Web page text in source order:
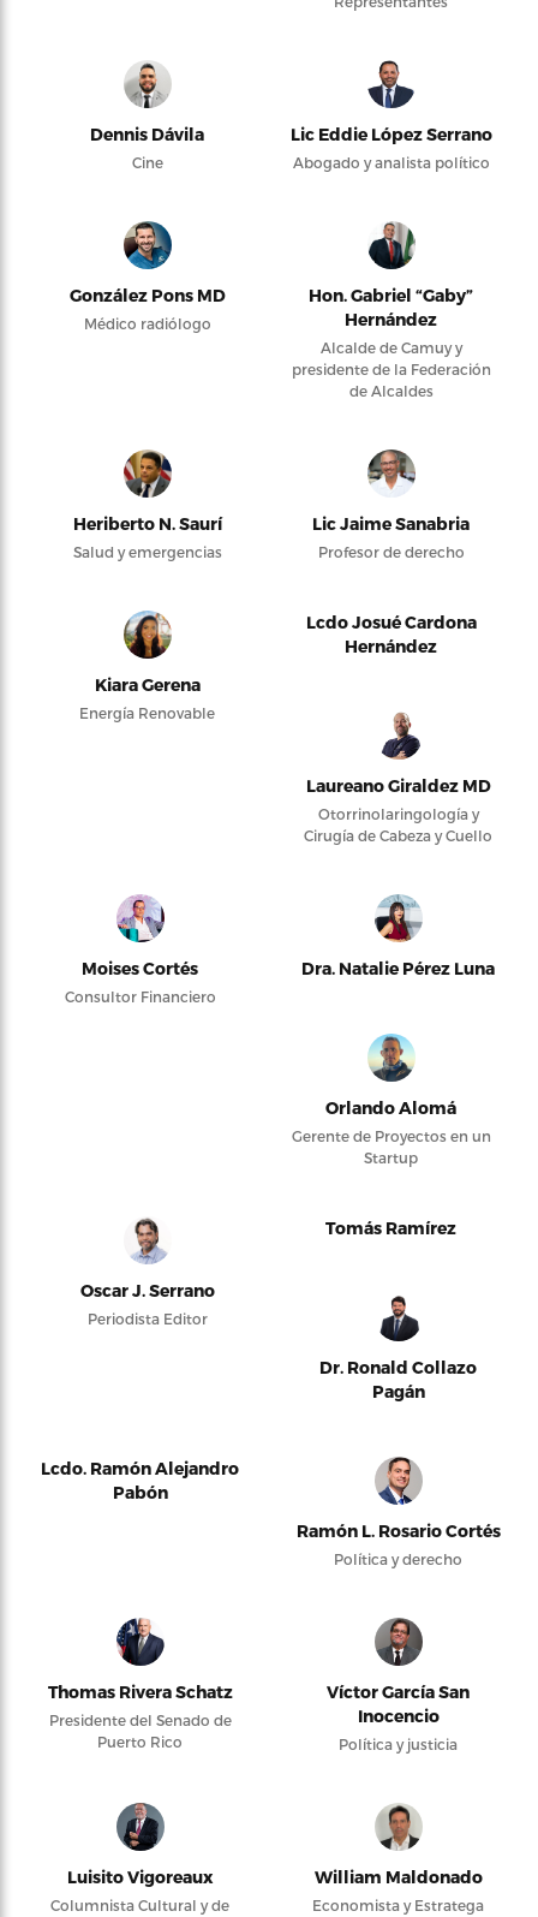
Dennis Dávila
Cine
Lic Eddie López Serrano
Abogado y analista político
González Pons MD
Médico radiólogo
Hon. Gabriel “Gaby”
Hernández
Alcalde de Camuy y
presidente de la Federación
de Alcaldes
Heriberto N. Saurí
Salud y emergencias
Lic Jaime Sanabria
Profesor de derecho
Kiara Gerena
Energía Renovable
Lcdo Josué Cardona
Hernández
Laureano Giraldez MD
Otorrinolaringología y
Cirugía de Cabeza y Cuello
Moises Cortés
Consultor Financiero
Dra. Natalie Pérez Luna
Orlando Alomá
Gerente de Proyectos en un
Startup
Oscar J. Serrano
Periodista Editor
Tomás Ramírez
Dr. Ronald Collazo
Pagán
Lcdo. Ramón Alejandro
Pabón
Ramón L. Rosario Cortés
Política y derecho
Thomas Rivera Schatz
Presidente del Senado de
Puerto Rico
Víctor García San
Inocencio
Política y justicia
Luisito Vigoreaux
Columnista Cultural y de
William Maldonado
Economista y Estratega